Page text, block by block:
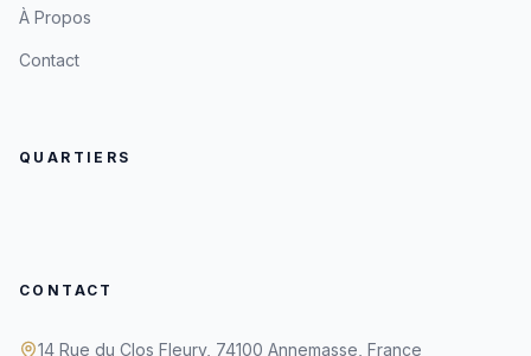
À Propos
Contact
QUARTIERS
CONTACT
14 Rue du Clos Fleury, 74100 Annemasse, France